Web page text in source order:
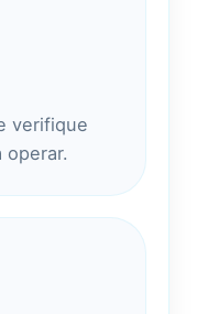
verifique
operar.